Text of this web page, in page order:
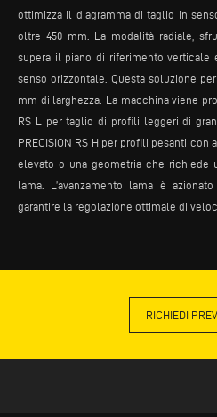
ottimizza il diagramma di taglio in
oltre 450 mm. La modalità radiale,
supera il piano di riferimento verticale
senso orizzontale. Questa soluzione
mm di larghezza. La macchina viene
RS L per taglio di profili leggeri di
PRECISION RS H per profili pesanti
elevato o una geometria che richiede
lama. L’avanzamento lama è
garantire la regolazione ottimale di
RICHIEDI